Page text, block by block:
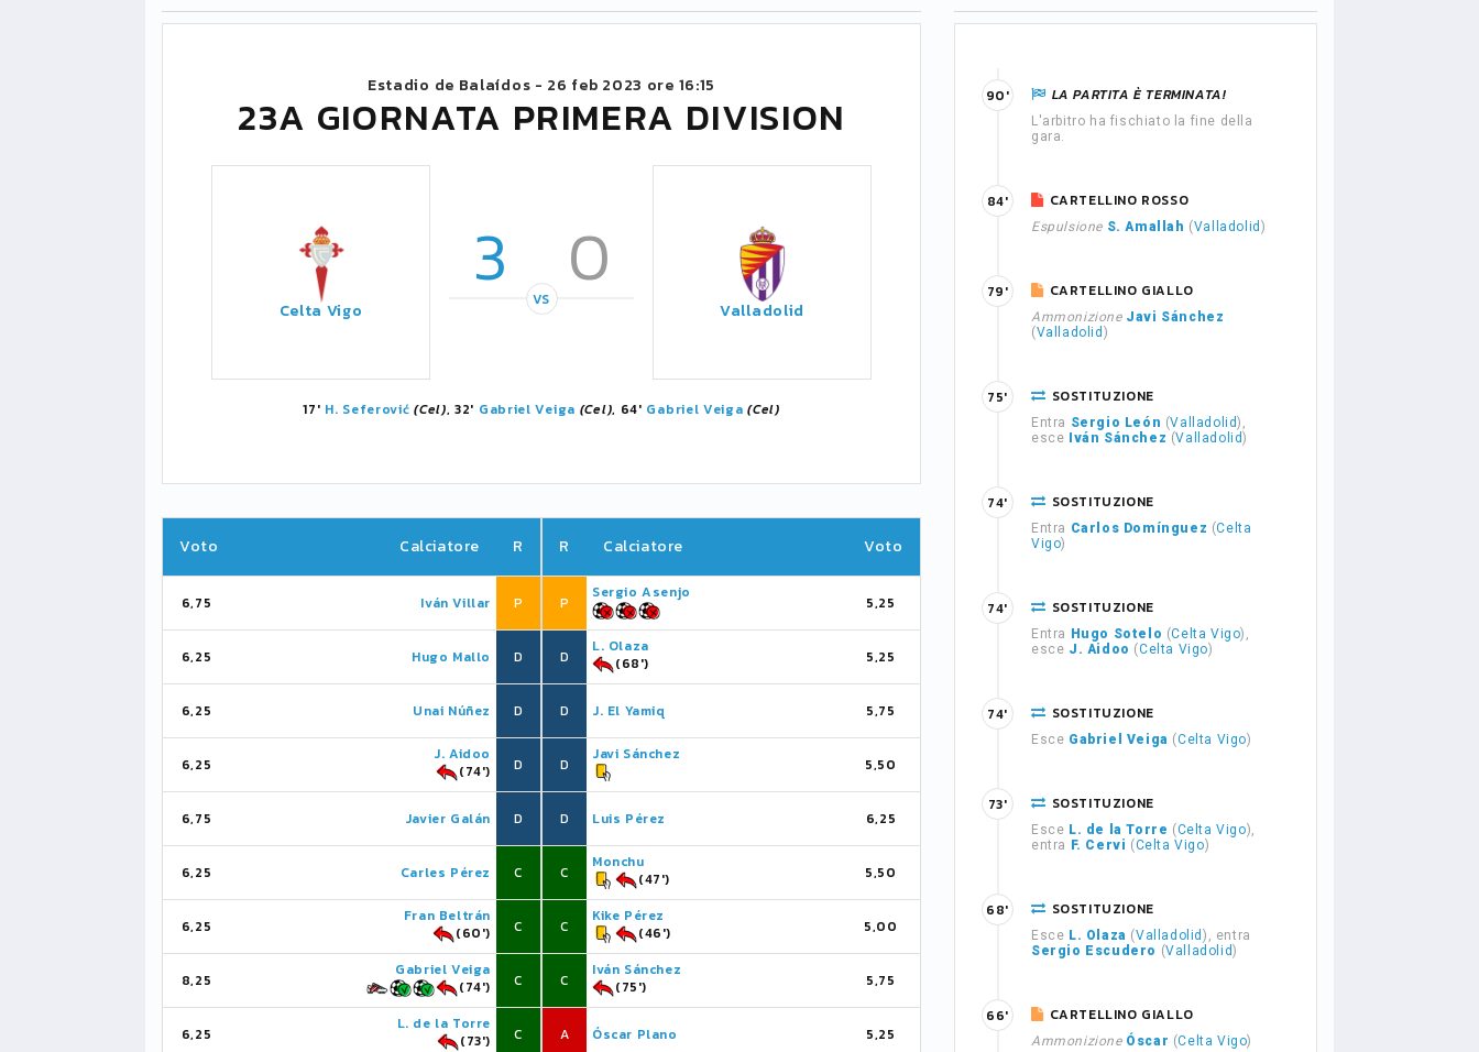
Estadio de Balaídos - 26 feb 2023 ore 16:15
23A GIORNATA PRIMERA DIVISION
Celta Vigo
3 0
VS Valladolid
17' H. Seferović (Cel), 32' Gabriel Veiga (Cel), 64' Gabriel Veiga (Cel)
Voto Calciatore R
6,75 Iván Villar P
6,25 Hugo Mallo D
6,25 Unai Núñez D
6,25
J. Aidoo
(74')
D
6,75 Javier Galán D
6,25 Carles Pérez C
6,25
Fran Beltrán
(60')
C
8,25
Gabriel Veiga
(74')
C
6,25
L. de la Torre
(73')
C
R Calciatore Voto
P
Sergio Asenjo
5,25
D
L. Olaza
(68')
5,25
D J. El Yamiq 5,75
D
Javi Sánchez
5,50
D Luis Pérez 6,25
C
Monchu
(47')
5,50
C
Kike Pérez
(46')
5,00
C
Iván Sánchez
(75')
5,75
A Óscar Plano 5,25
LA PARTITA È TERMINATA!
L'arbitro ha fischiato la fine della
gara.
90'
CARTELLINO ROSSO
Espulsione S. Amallah (Valladolid )
84'
CARTELLINO GIALLO
Ammonizione Javi Sánchez
(Valladolid )
79'
SOSTITUZIONE
Entra Sergio León (Valladolid),
esce
Iván Sánchez (Valladolid)
75'
SOSTITUZIONE
Entra Carlos Domínguez (Celta
Vigo)
74'
SOSTITUZIONE
Entra Hugo Sotelo (Celta Vigo),
esce J. Aidoo (Celta Vigo)
74'
SOSTITUZIONE
Esce Gabriel Veiga (Celta Vigo)
74'
SOSTITUZIONE
Esce L. de la Torre (Celta Vigo),
entra
F. Cervi (Celta Vigo)
73'
SOSTITUZIONE
Esce L. Olaza (Valladolid), entra
Sergio Escudero (Valladolid)
68'
CARTELLINO GIALLO
Ammonizione Óscar (Celta Vigo)
66'